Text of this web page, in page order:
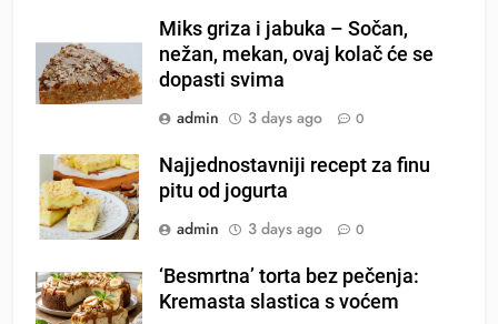
Miks griza i jabuka – Sočan,
nežan, mekan, ovaj kolač će se
dopasti svima
admin
3 days ago 0
Najjednostavniji recept za finu
pitu od jogurta
admin
3 days ago 0
‘Besmrtna’ torta bez pečenja:
Kremasta slastica s voćem